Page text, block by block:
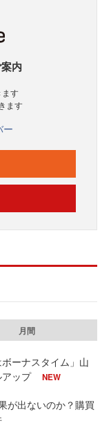
内
ます
ます
ー
月間
ーナスタイム」山
ップ
NEW
が出ないのか？購買